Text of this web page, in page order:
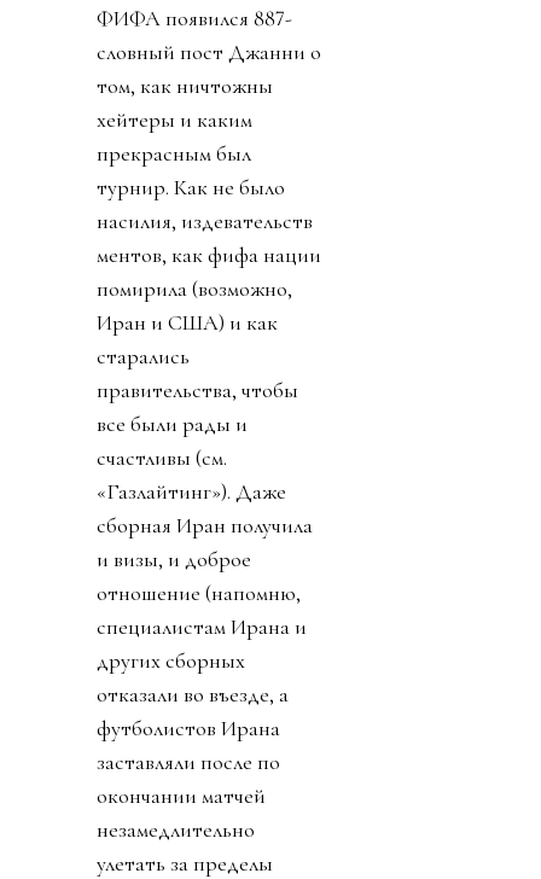
ФИФА появился 887-
словный пост Джанни о
том, как ничтожны
хейтеры и каким
прекрасным был
турнир. Как не было
насилия, издевательств
ментов, как фифа нации
помирила (возможно,
Иран и США) и как
старались
правительства, чтобы
все были рады и
счастливы (см.
«Газлайтинг»). Даже
сборная Иран получила
и визы, и доброе
отношение (напомню,
специалистам Ирана и
других сборных
отказали во въезде, а
футболистов Ирана
заставляли после по
окончании матчей
незамедлительно
улетать за пределы